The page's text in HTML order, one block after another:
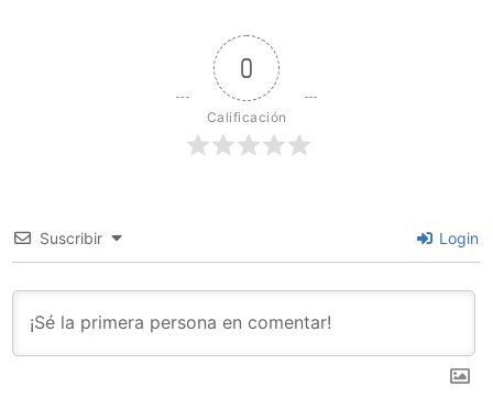
0
Calificación
Suscribir Login